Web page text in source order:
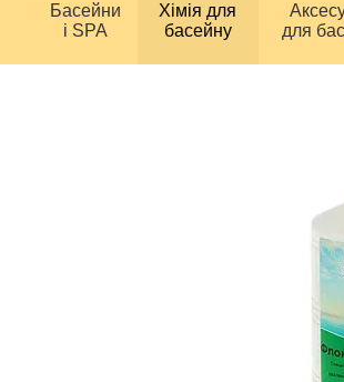
Басейни
і SPA
Хімія для
басейну
для